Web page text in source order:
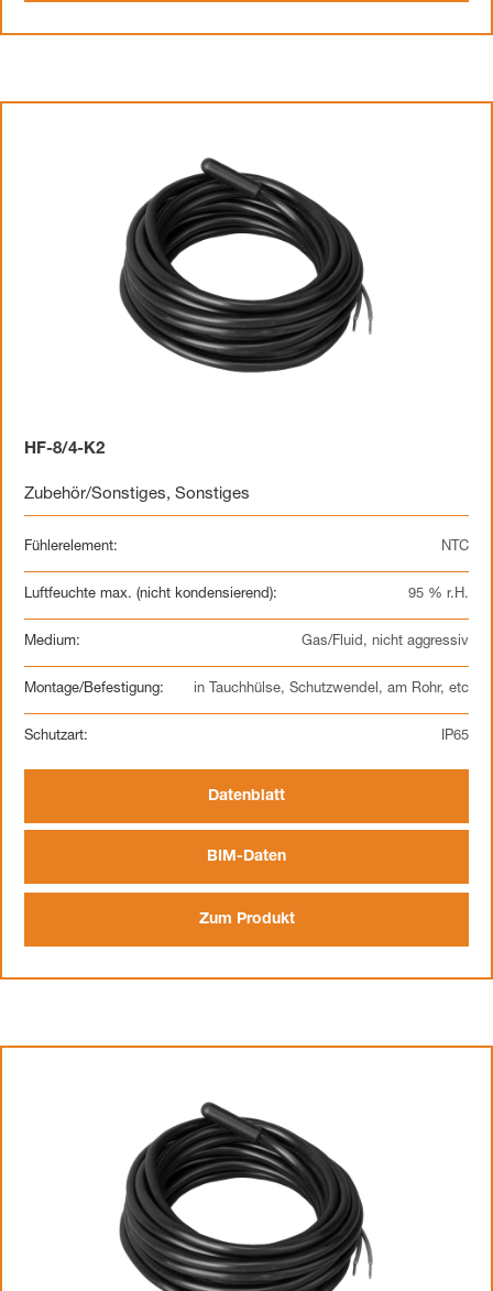
HF-8/4-K2
Zubehör/Sonstiges, Sonstiges
Fühlerelement: NTC
Luftfeuchte max. (nicht kondensierend): 95 % r.H.
Medium: Gas/Fluid, nicht aggressiv
Montage/Befestigung: in Tauchhülse, Schutzwendel, am Rohr, etc
Schutzart: IP65
Datenblatt
BIM-Daten
Zum Produkt